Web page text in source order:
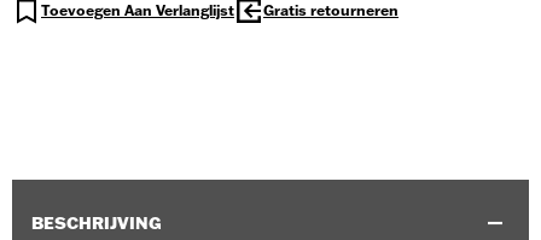
Toevoegen Aan Verlanglijst Gratis retourneren
BESCHRIJVING